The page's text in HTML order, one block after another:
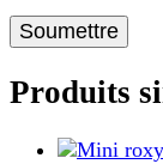
Produits